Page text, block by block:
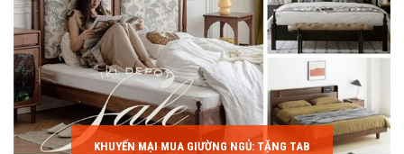
KHUYẾN MẠI MUA GIƯỜNG NGỦ: TẶNG TAB